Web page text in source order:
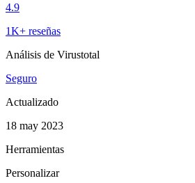
4.9
1K+ reseñas
Análisis de Virustotal
Seguro
Actualizado
18 may 2023
Herramientas
Personalizar